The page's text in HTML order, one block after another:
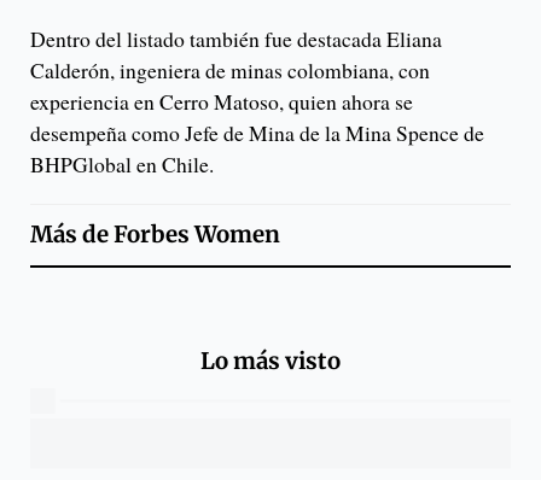
Dentro del listado también fue destacada Eliana
Calderón, ingeniera de minas colombiana, con
experiencia en Cerro Matoso, quien ahora se
desempeña como Jefe de Mina de la Mina Spence de
BHPGlobal en Chile.
Más deForbes Women
Lo más visto